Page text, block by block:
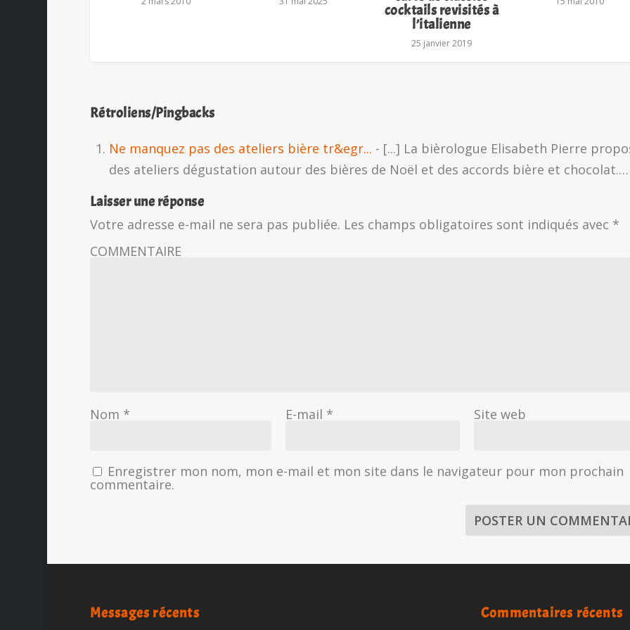
cocktails revisités à
l’italienne
25 janvier 2019
Rétroliens/Pingbacks
Ne manquez pas des ateliers bière tr&egr... - [...] La bièrologue Elisabeth Pierre
des ateliers dégustation autour des bières de Noël et des accords bière et chocolat.…
Laisser une réponse
Votre adresse e-mail ne sera pas publiée. Les champs obligatoires sont indiqués avec *
COMMENTAIRE
Nom * E-mail * Site web
Enregistrer mon nom, mon e-mail et mon site dans le navigateur pour mon prochain
commentaire.
Messages récents Commentaires récents